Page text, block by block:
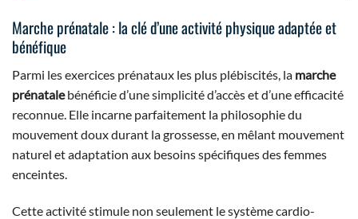
Marche prénatale : la clé d’une activité physique adaptée et
bénéfique
Parmi les exercices prénataux les plus plébiscités, la marche
prénatalebénéficie d’une simplicité d’accès et d’une efficacité
reconnue. Elle incarne parfaitement la philosophie du
mouvement doux durant la grossesse, en mêlant mouvement
naturel et adaptation aux besoins spécifiques des femmes
enceintes.
Cette activité stimule non seulement le système cardio-